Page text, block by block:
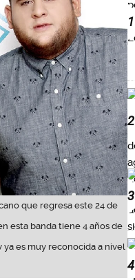
que regresa este 24 de
esta banda tiene 4 años de
ya es muy reconocida a nivel
1
2
3
4